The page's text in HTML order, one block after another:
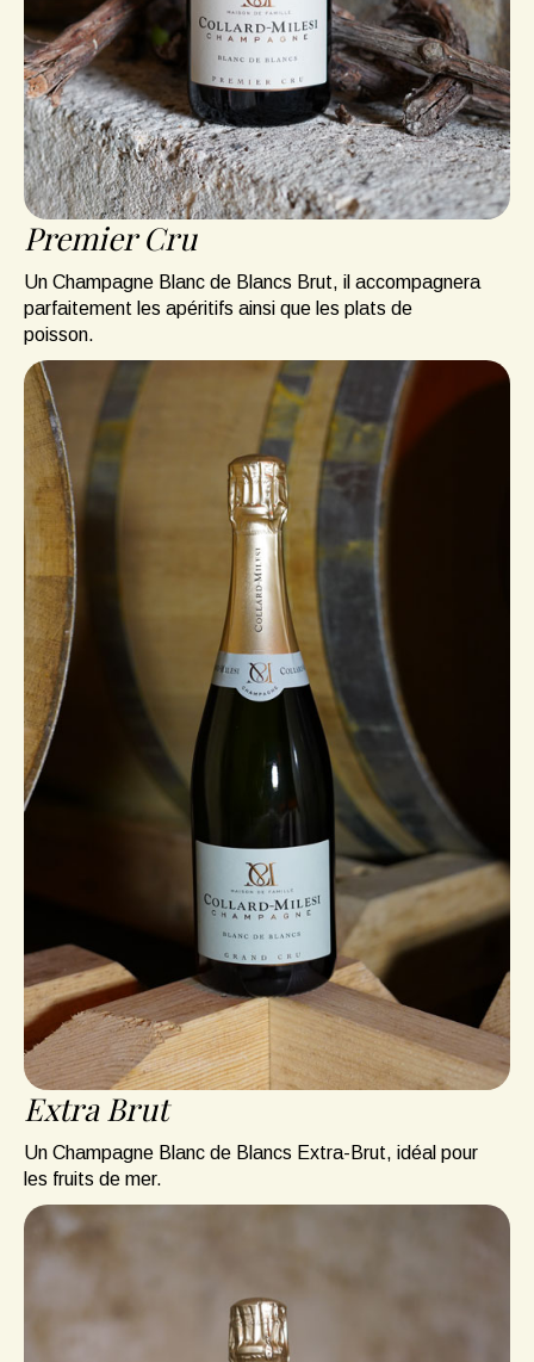
Premier Cru
Un Champagne Blanc de Blancs Brut, il accompagnera
parfaitement les apéritifs ainsi que les plats de
poisson.
Extra Brut
Un Champagne Blanc de Blancs Extra-Brut, idéal pour
les fruits de mer.